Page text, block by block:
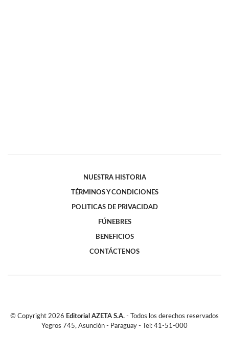
NUESTRA HISTORIA
TÉRMINOS Y CONDICIONES
POLITICAS DE PRIVACIDAD
FÚNEBRES
BENEFICIOS
CONTÁCTENOS
© Copyright 2026 Editorial AZETA S.A. - Todos los derechos reservados
Yegros 745, Asunción - Paraguay - Tel: 41-51-000